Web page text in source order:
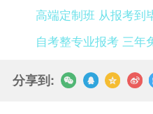
高端定制班 从报考到
自考整专业报考 三年
分享到: